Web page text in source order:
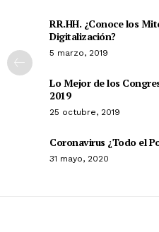
RR.HH. ¿Conoce los
Digitalización?
5 marzo, 2019
Lo Mejor de los
2019
25 octubre, 2019
Coronavirus ¿Todo el
31 mayo, 2020